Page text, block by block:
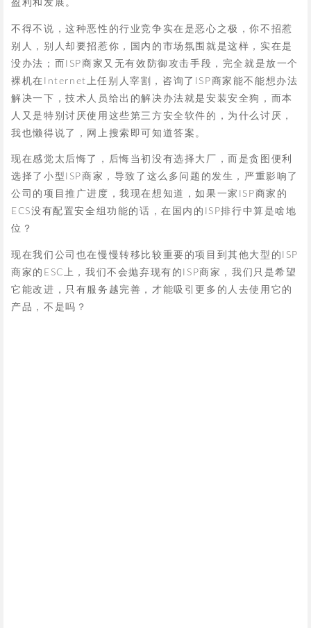
盈利和发展。
不得不说，这种恶性的行业竞争实在是恶心之极，你不招惹
别人，别人却要招惹你，国内的市场氛围就是这样，实在是
没办法；而ISP商家又无有效防御攻击手段，完全就是放一个
裸机在Internet上任别人宰割，咨询了ISP商家能不能想办法
解决一下，技术人员给出的解决办法就是安装安全狗，而本
人又是特别讨厌使用这些第三方安全软件的，为什么讨厌，
我也懒得说了，网上搜索即可知道答案。
现在感觉太后悔了，后悔当初没有选择大厂，而是贪图便利
选择了小型ISP商家，导致了这么多问题的发生，严重影响了
公司的项目推广进度，我现在想知道，如果一家ISP商家的
ECS没有配置安全组功能的话，在国内的ISP排行中算是啥地
位？
现在我们公司也在慢慢转移比较重要的项目到其他大型的ISP
商家的ESC上，我们不会抛弃现有的ISP商家，我们只是希望
它能改进，只有服务越完善，才能吸引更多的人去使用它的
产品，不是吗？